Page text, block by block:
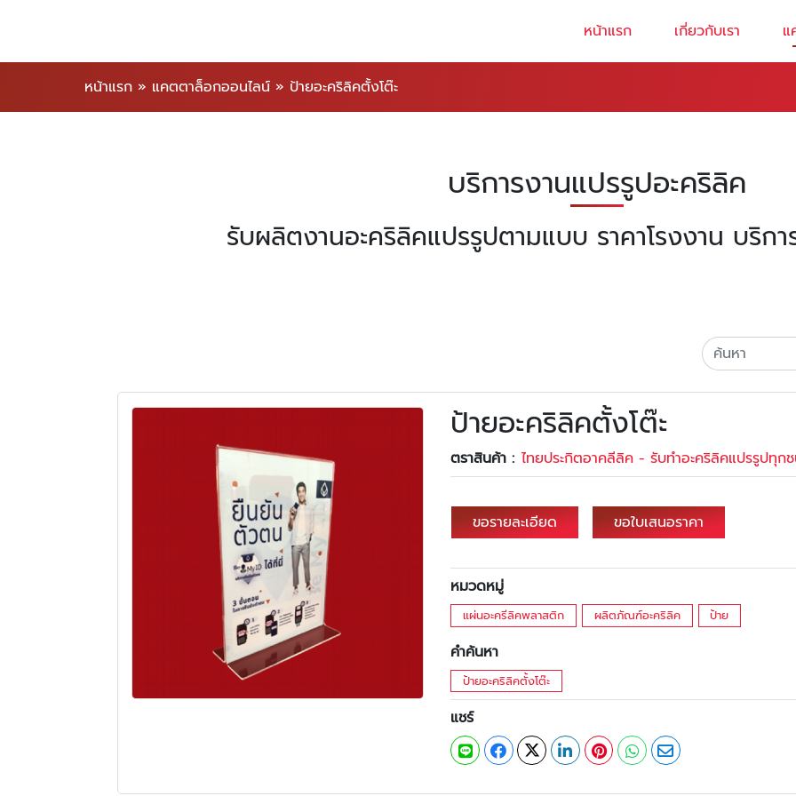
หน้าแรก เกี่ยวกับเรา แ
หน้าแรก » แคตตาล็อกออนไลน์ » ป้ายอะคริลิคตั้งโต๊ะ
บริการงานแปรรูปอะคริลิค
รับผลิตงานอะคริลิคแปรรูปตามแบบ ราคาโรงงาน บริก
ป้ายอะคริลิคตั้งโต๊ะ
ตราสินค้า : ไทยประกิตอาคลีลิค - รับทำอะคริลิคแปรรูปทุก
ขอรายละเอียด ขอใบเสนอราคา
หมวดหมู่
แผ่นอะครีลิคพลาสติก ผลิตภัณฑ์อะคริลิค ป้าย
คำค้นหา
ป้ายอะคริลิคตั้งโต๊ะ
แชร์